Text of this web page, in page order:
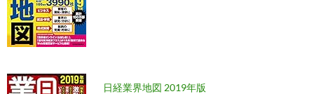
日経業界地図 2019年版